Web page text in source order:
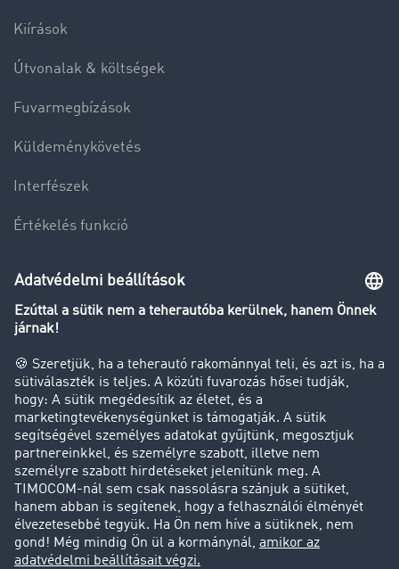
Kiírások
Útvonalak & költségek
Fuvarmegbízások
Küldeménykövetés
Interfészek
Értékelés funkció
Szolgáltatások
Fuvarbörze
Zárt fuvarbörze
Raktár
Kiírások
Útvonalak & költségek
Cég